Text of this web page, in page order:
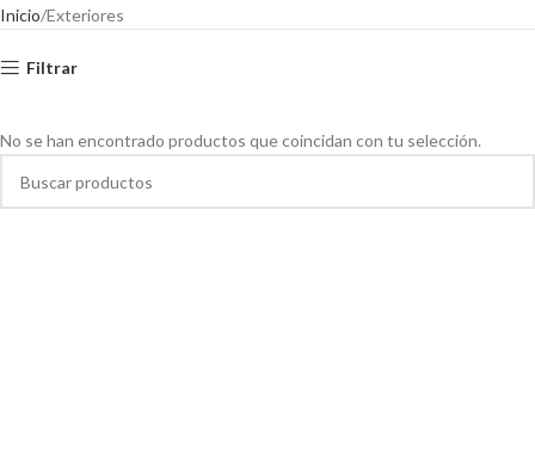
Inicio Exteriores
Filtrar
No se han encontrado productos que coincidan con tu selección.